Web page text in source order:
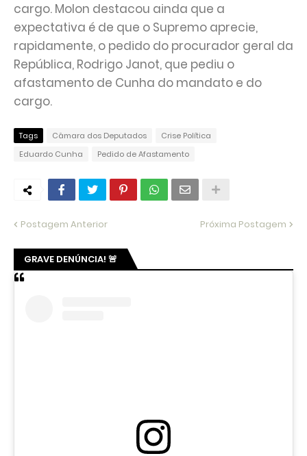
cargo. Molon destacou ainda que a
expectativa é de que o Supremo aprecie,
rapidamente, o pedido do procurador geral da
República, Rodrigo Janot, que pediu o
afastamento de Cunha do mandato e do
cargo.
Tags Câmara dos Deputados
Crise Política
Eduardo Cunha
Pedido de Afastamento
Postagem Anterior Próxima Postagem
GRAVE DENÚNCIA! 🚨